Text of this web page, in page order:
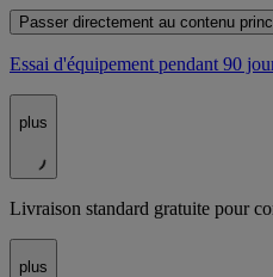
Passer directement au contenu
Essai d'équipement pendant 90
plus
Livraison standard gratuite pour
plus